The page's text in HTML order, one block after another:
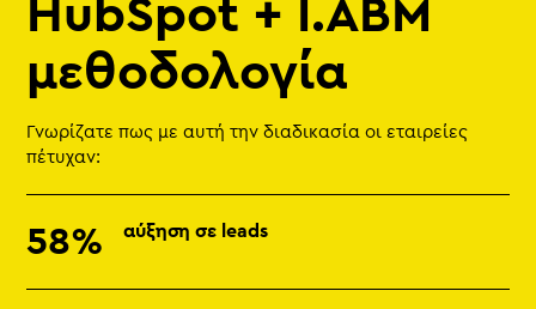
HubSpot + I.ABM
μεθοδολογία
Γνωρίζατε πως με αυτή την διαδικασία οι εταιρείες
πέτυχαν:
58% αύξηση σε leads